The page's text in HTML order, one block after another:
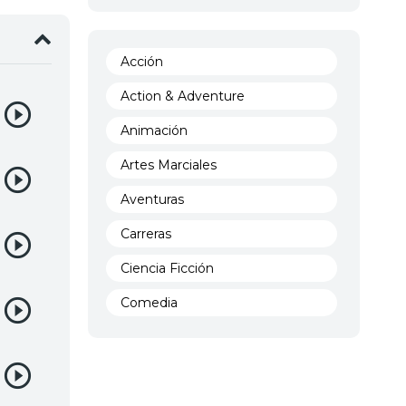
Acción
Action & Adventure
Animación
Artes Marciales
Aventuras
Carreras
Ciencia Ficción
Comedia